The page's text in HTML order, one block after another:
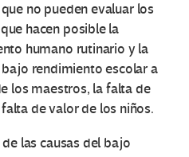
no pueden evaluar los
hacen posible la
humano rutinario y la
rendimiento escolar a
los maestros, la falta de
de valor de los niños.
las causas del bajo